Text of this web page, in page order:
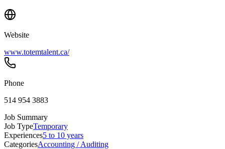
Website
www.totemtalent.ca/
Phone
514 954 3883
Job Summary
Job TypeTemporary
Experiences5 to 10 years
CategoriesAccounting / Auditing